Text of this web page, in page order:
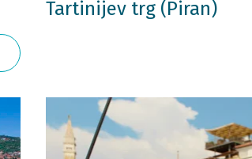
Tartinijev trg (Piran)